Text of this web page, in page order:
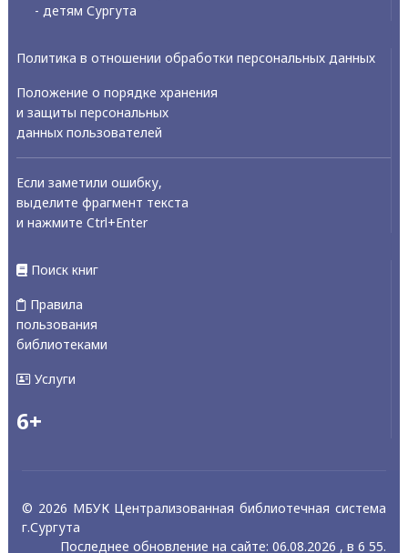
- детям Сургута
Политика в отношении обработки персональных данных
Положение о порядке хранения
и защиты персональных
данных пользователей
Если заметили ошибку,
выделите фрагмент текста
и нажмите Ctrl+Enter
Поиск книг
Правила
пользования
библиотеками
Услуги
6+
© 2026 МБУК Централизованная библиотечная система
г.Сургута
Последнее обновление на сайте: 06.08.2026 , в 6 55.